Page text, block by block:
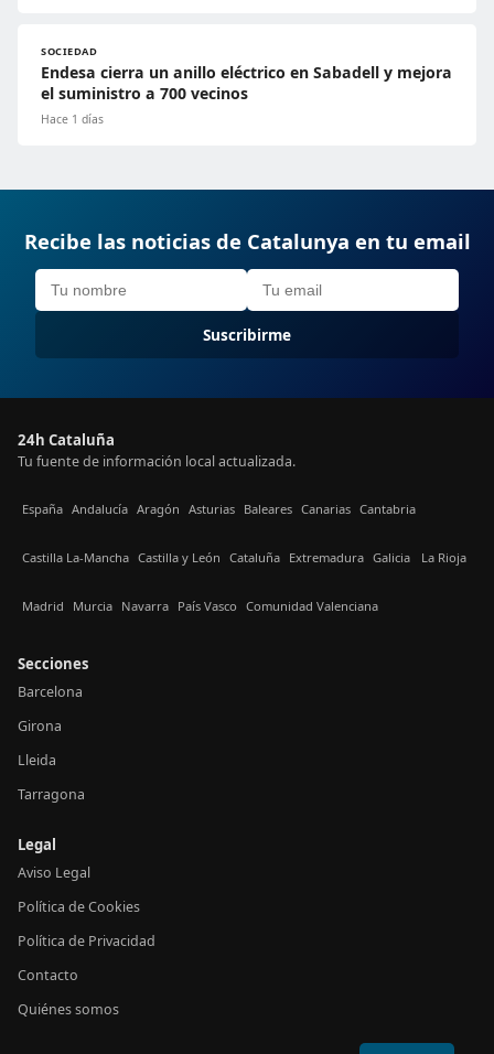
SOCIEDAD
Endesa cierra un anillo eléctrico en Sabadell y mejora
el suministro a 700 vecinos
Hace 1 días
Recibe las noticias de Catalunya en tu email
Suscribirme
24h Cataluña
Tu fuente de información local actualizada.
España Andalucía Aragón Asturias Baleares Canarias Cantabria
Castilla La-Mancha Castilla y León Cataluña Extremadura Galicia La Rioja
Madrid Murcia Navarra País Vasco Comunidad Valenciana
Secciones
Barcelona
Girona
Lleida
Tarragona
Legal
Aviso Legal
Política de Cookies
Política de Privacidad
Contacto
Quiénes somos